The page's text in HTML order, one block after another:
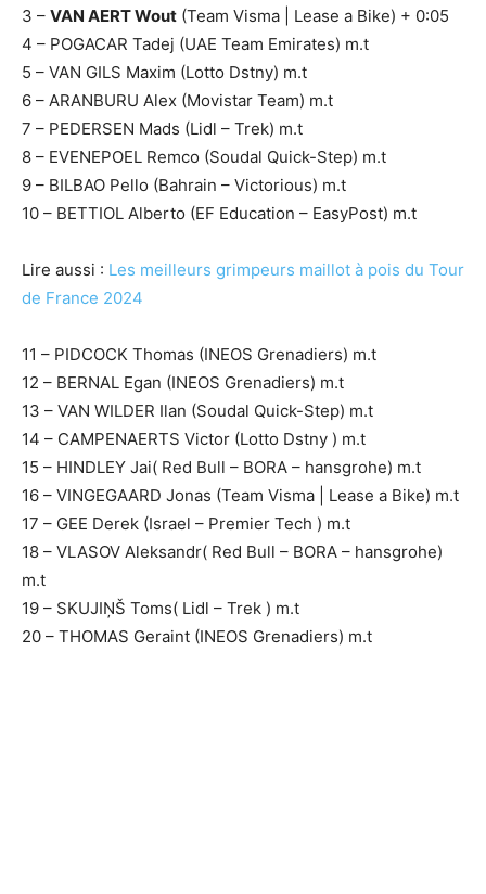
3 – VAN AERT Wout (Team Visma | Lease a Bike) + 0:05
4 – POGACAR Tadej (UAE Team Emirates) m.t
5 – VAN GILS Maxim (Lotto Dstny) m.t
6 – ARANBURU Alex (Movistar Team) m.t
7 – PEDERSEN Mads (Lidl – Trek) m.t
8 – EVENEPOEL Remco (Soudal Quick-Step) m.t
9 – BILBAO Pello (Bahrain – Victorious) m.t
10 – BETTIOL Alberto (EF Education – EasyPost) m.t
Lire aussi : Les meilleurs grimpeurs maillot à pois du Tour
de France 2024
11 – PIDCOCK Thomas (INEOS Grenadiers) m.t
12 – BERNAL Egan (INEOS Grenadiers) m.t
13 – VAN WILDER Ilan (Soudal Quick-Step) m.t
14 – CAMPENAERTS Victor (Lotto Dstny ) m.t
15 – HINDLEY Jai( Red Bull – BORA – hansgrohe) m.t
16 – VINGEGAARD Jonas (Team Visma | Lease a Bike) m.t
17 – GEE Derek (Israel – Premier Tech ) m.t
18 – VLASOV Aleksandr( Red Bull – BORA – hansgrohe)
m.t
19 – SKUJIŅŠ Toms( Lidl – Trek ) m.t
20 – THOMAS Geraint (INEOS Grenadiers) m.t